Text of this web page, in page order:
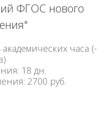
ФГОС нового
часа (-
18 дн.
2700 руб.